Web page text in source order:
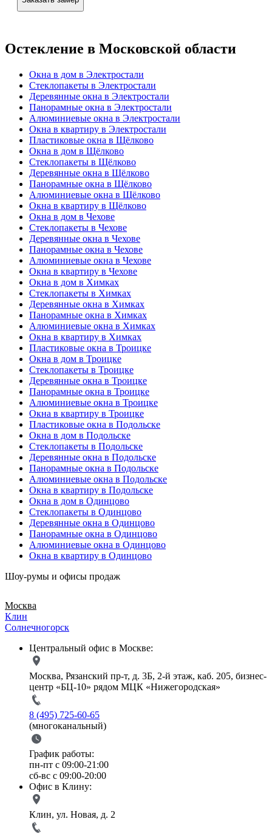
Остекление в Московской области
Окна в дом в Электростали
Стеклопакеты в Электростали
Деревянные окна в Электростали
Панорамные окна в Электростали
Алюминиевые окна в Электростали
Окна в квартиру в Электростали
Пластиковые окна в Щёлково
Окна в дом в Щёлково
Стеклопакеты в Щёлково
Деревянные окна в Щёлково
Панорамные окна в Щёлково
Алюминиевые окна в Щёлково
Окна в квартиру в Щёлково
Окна в дом в Чехове
Стеклопакеты в Чехове
Деревянные окна в Чехове
Панорамные окна в Чехове
Алюминиевые окна в Чехове
Окна в квартиру в Чехове
Окна в дом в Химках
Стеклопакеты в Химках
Деревянные окна в Химках
Панорамные окна в Химках
Алюминиевые окна в Химках
Окна в квартиру в Химках
Пластиковые окна в Троицке
Окна в дом в Троицке
Стеклопакеты в Троицке
Деревянные окна в Троицке
Панорамные окна в Троицке
Алюминиевые окна в Троицке
Окна в квартиру в Троицке
Пластиковые окна в Подольске
Окна в дом в Подольске
Стеклопакеты в Подольске
Деревянные окна в Подольске
Панорамные окна в Подольске
Алюминиевые окна в Подольске
Окна в квартиру в Подольске
Окна в дом в Одинцово
Стеклопакеты в Одинцово
Деревянные окна в Одинцово
Панорамные окна в Одинцово
Алюминиевые окна в Одинцово
Окна в квартиру в Одинцово
Шоу-румы и офисы продаж
Москва
Клин
Солнечногорск
Центральный офис в Москве:
Москва, Рязанский пр-т, д. 3Б, 2-й этаж, каб. 205, бизнес-
центр «БЦ-10» рядом МЦК «Нижегородская»
8 (495) 725-60-65
(многоканальный)
График работы:
пн-пт с 09:00-21:00
сб-вс с 09:00-20:00
Офис в Клину:
Клин, ул. Новая, д. 2